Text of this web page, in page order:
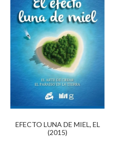
EFECTO LUNA DE MIEL, EL
(2015)